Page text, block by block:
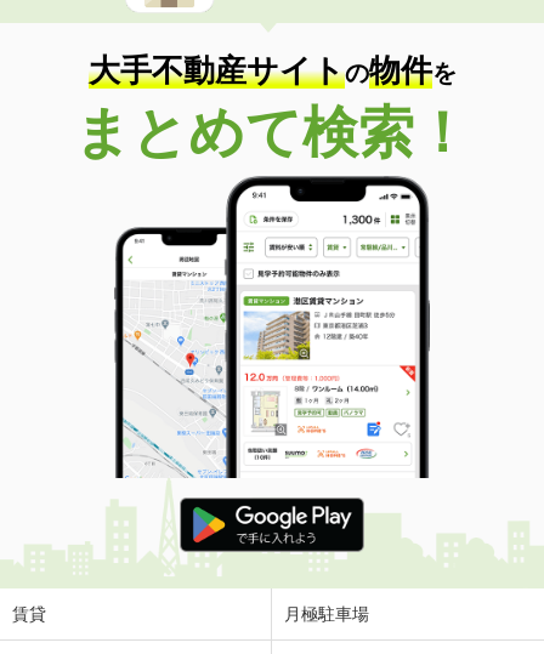
大手不動産サイトの物件を
まとめて検索！
賃貸 月極駐車場